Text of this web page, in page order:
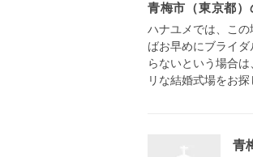
青梅市（東京都
ハナユメでは、こ
ばお早めにブライ
らないという場合
リな結婚式場をお探
青